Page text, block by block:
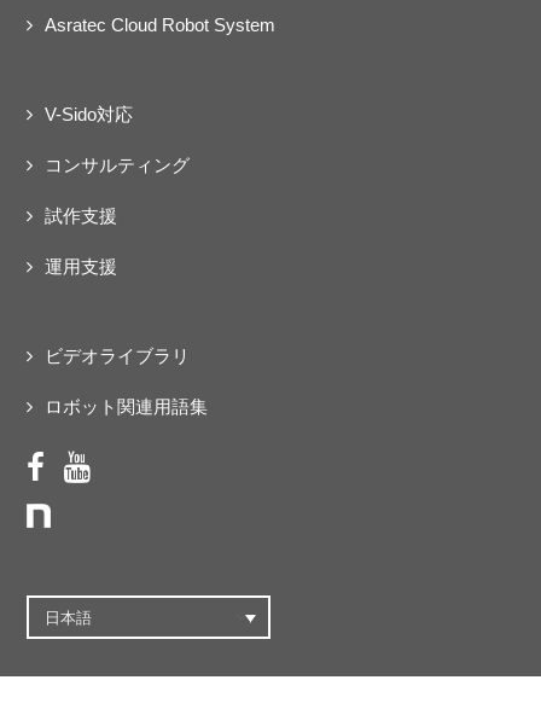
Asratec Cloud Robot System
V-Sido対応
コンサルティング
試作支援
運用支援
ビデオライブラリ
ロボット関連用語集
日本語